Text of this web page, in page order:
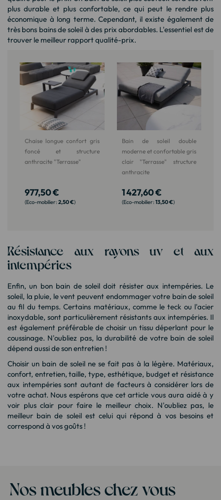
plus durable et plus confortable, ce qui peut le rendre plus
économique à long terme. Cependant, il existe également de
très bons bains de soleil à des prix abordables. L'essentiel est de
trouver le meilleur rapport qualité-prix.
Chaise longue confort gris
foncé et structure
anthracite "Terrasse"
977,50 €
2,50 €
Bain de soleil double
moderne et confortable gris
clair "Terrasse" structure
anthracite
1 427,60 €
13,50 €
Résistance aux rayons uv et aux
intempéries
Enfin, un bon bain de soleil doit résister aux intempéries. Le
soleil, la pluie, le vent peuvent endommager votre bain de soleil
au fil du temps. Certains matériaux, comme le teck ou l'acier
inoxydable, sont particulièrement résistants aux intempéries. Il
est également préférable de choisir un tissu déperlant pour le
coussinage. N'oubliez pas, la durabilité de votre bain de soleil
dépend aussi de son entretien !
Choisir un bain de soleil ne se fait pas à la légère. Matériaux,
confort, entretien, taille, type, esthétique, budget et résistance
aux intempéries sont autant de facteurs à considérer lors de
votre achat. Nous espérons que cet article vous aura aidé à y
voir plus clair pour faire le meilleur choix. N'oubliez pas, le
meilleur bain de soleil est celui qui répond à vos besoins et
correspond à vos goûts !
Nos meubles chez vous